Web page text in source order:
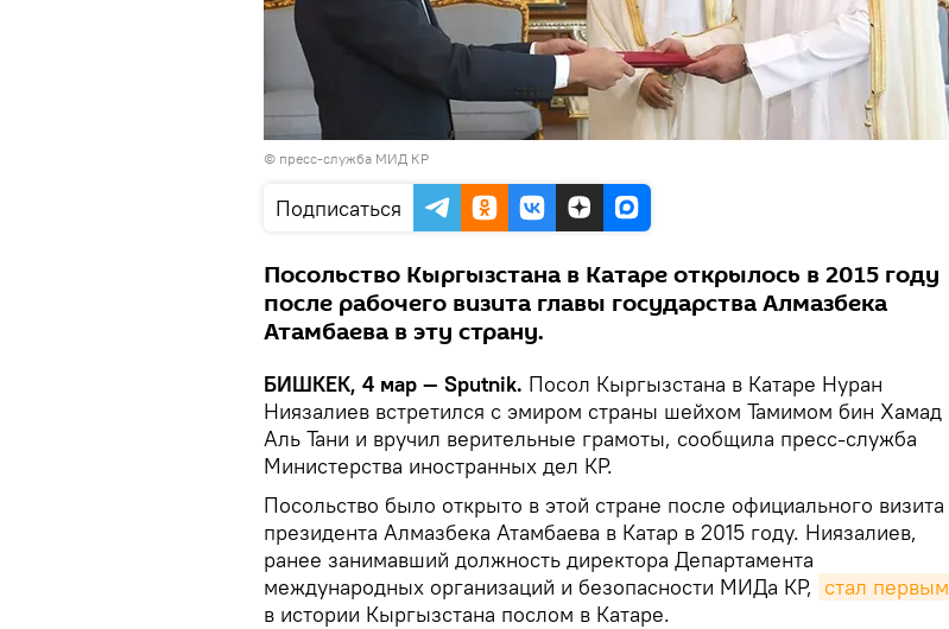
© пресс-служба МИД КР
Подписаться
Посольство Кыргызстана в Катаре открылось в 2015 году
после рабочего визита главы государства Алмазбека
Атамбаева в эту страну.
БИШКЕК, 4 мар — Sputnik. Посол Кыргызстана в Катаре Нуран
Ниязалиев встретился с эмиром страны шейхом Тамимом бин Хамад
Аль Тани и вручил верительные грамоты, сообщила пресс-служба
Министерства иностранных дел КР.
Посольство было открыто в этой стране после официального визита
президента Алмазбека Атамбаева в Катар в 2015 году. Ниязалиев,
ранее занимавший должность директора Департамента
международных организаций и безопасности МИДа КР, стал первым
в истории Кыргызстана послом в Катаре.